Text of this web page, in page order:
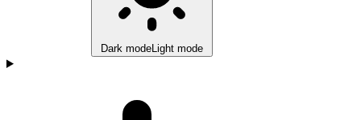
Dark modeLight mode